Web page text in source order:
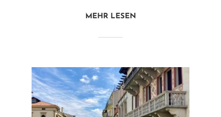
1 Minuten zu lesen
MEHR LESEN